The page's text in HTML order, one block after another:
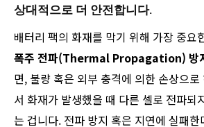
상대적으로 더 안전합니다.
배터리 팩의 화재를 막기 위해 가장 중요
폭주 전파(Thermal Propagation) 방
면, 불량 혹은 외부 충격에 의한 손상으
서 화재가 발생했을 때 다른 셀로 전파되
는 겁니다. 전파 방지 혹은 지연에 실패